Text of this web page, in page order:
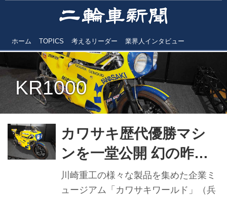
ホーム TOPICS 考えるリーダー 業界人インタビュー
KR1000
カワサキ歴代優勝マシ
ンを一堂公開 幻の昨年8
耐参戦予定車も披露
川崎重工の様々な製品を集めた企業ミ
ュージアム「カワサキワールド」（兵